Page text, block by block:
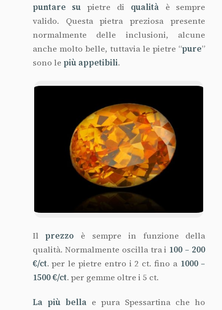
puntare su pietre di qualitàè sempre
valido. Questa pietra preziosa presente
normalmente delle inclusioni, alcune
anche molto belle, tuttavia le pietre “pure”
sono le più appetibili.
Il prezzo è sempre in funzione della
qualità. Normalmente oscilla tra i 100 – 200
€/ct. per le pietre entro i 2 ct. fino a 1000 –
1500 €/ct. per gemme oltre i 5 ct.
La più bellae pura Spessartina che ho